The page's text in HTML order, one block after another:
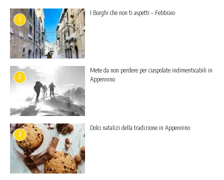
1
I Borghi che non ti aspetti – Febbraio
2
Mete da non perdere per ciaspolate indimenticabili in
Appennino
3
Dolci natalizi della tradizione in Appennino